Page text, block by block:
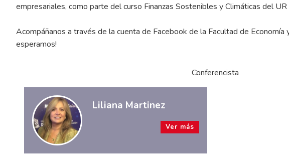
empresariales, como parte del curso Finanzas Sostenibles y Climáticas del
Acompáñanos a través de la cuenta de Facebook de la Facultad de Economía
esperamos!
Conferencista
Liliana Martinez
Ver más